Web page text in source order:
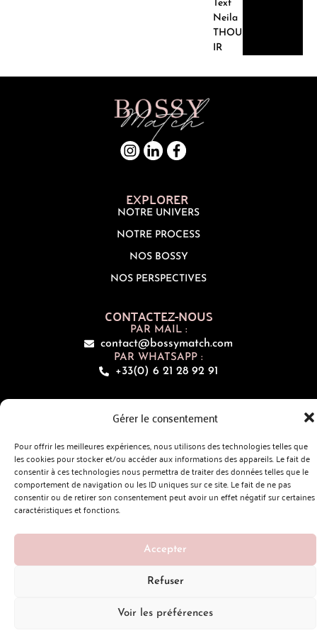
Gérer le consentement
Pour offrir les meilleures expériences, nous utilisons des technologies telles que
les cookies pour stocker et/ou accéder aux informations des appareils. Le fait de
consentir à ces technologies nous permettra de traiter des données telles que le
comportement de navigation ou les ID uniques sur ce site. Le fait de ne pas
consentir ou de retirer son consentement peut avoir un effet négatif sur certaines
caractéristiques et fonctions.
Accepter
Refuser
Voir les préférences
Text
Neila
THOU
IR
EXPLORER
NOTRE UNIVERS
NOTRE PROCESS
NOS BOSSY
NOS PERSPECTIVES
CONTACTEZ-NOUS
PAR MAIL :
contact@bossymatch.com
PAR WHATSAPP :
+33(0) 6 21 28 92 91
INSCRIPTION À LA NEWSLETTER
Politique de Confidentialité
Copyright © 2024
parAfroser